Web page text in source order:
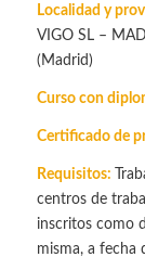
Localidad y
VIGO SL –
(Madrid)
Curso con
Certificado de
Requisitos:
centros de
inscritos como
misma, a fecha